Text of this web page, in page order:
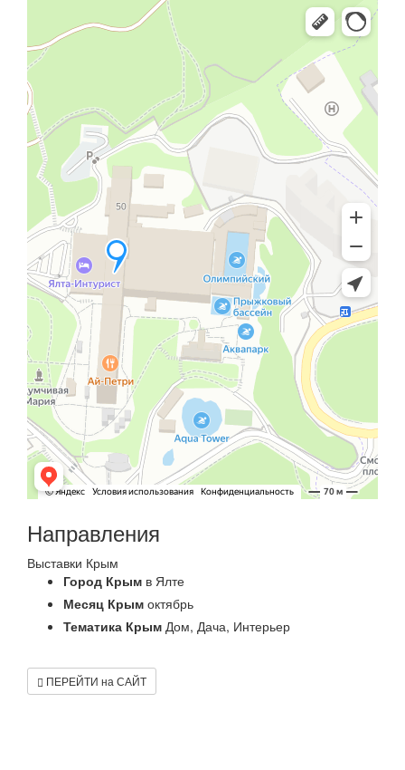
Направления
Выставки Крым
Город Крым в Ялте
Месяц Крым октябрь
Тематика Крым Дом, Дача, Интерьер
ПЕРЕЙТИ на САЙТ